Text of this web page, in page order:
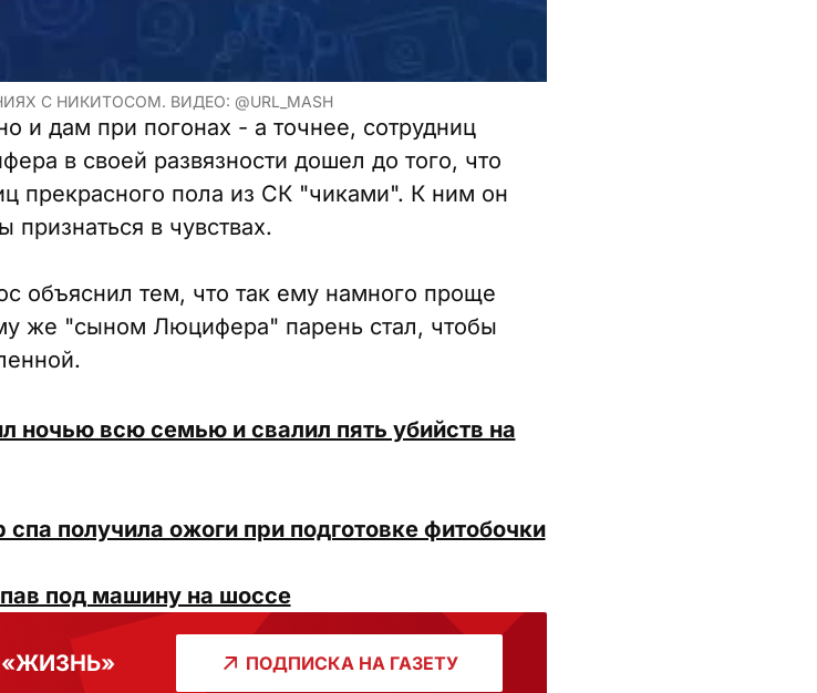
С НИКИТОСОМ. ВИДЕО: @URL_MASH
и дам при погонах - а точнее, сотрудниц
в своей развязности дошел до того, что
прекрасного пола из СК "чиками". К ним он
признаться в чувствах.
объяснил тем, что так ему намного проще
же "сыном Люцифера" парень стал, чтобы
ночью всю семью и свалил пять убийств на
получила ожоги при подготовке фитобочки
под машину на шоссе
ПОДПИСКА НА ГАЗЕТУ